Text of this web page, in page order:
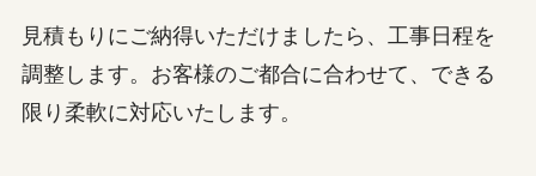
見積もりにご納得いただけましたら、工事日程を
調整します。お客様のご都合に合わせて、できる
限り柔軟に対応いたします。